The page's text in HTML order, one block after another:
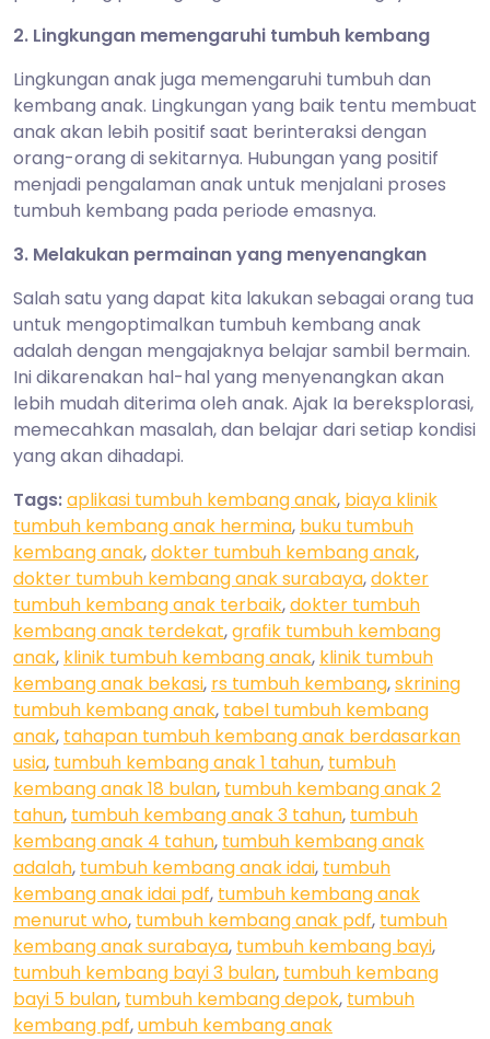
2. Lingkungan memengaruhi tumbuh kembang
Lingkungan anak juga memengaruhi tumbuh dan
kembang anak. Lingkungan yang baik tentu membuat
anak akan lebih positif saat berinteraksi dengan
orang-orang di sekitarnya. Hubungan yang positif
menjadi pengalaman anak untuk menjalani proses
tumbuh kembang pada periode emasnya.
3. Melakukan permainan yang menyenangkan
Salah satu yang dapat kita lakukan sebagai orang tua
untuk mengoptimalkan tumbuh kembang anak
adalah dengan mengajaknya belajar sambil bermain.
Ini dikarenakan hal-hal yang menyenangkan akan
lebih mudah diterima oleh anak. Ajak Ia bereksplorasi,
memecahkan masalah, dan belajar dari setiap kondisi
yang akan dihadapi.
Tags:aplikasi tumbuh kembang anak, biaya klinik
tumbuh kembang anak hermina, buku tumbuh
kembang anak,dokter tumbuh kembang anak,
dokter tumbuh kembang anak surabaya,dokter
tumbuh kembang anak terbaik,dokter tumbuh
kembang anak terdekat,grafik tumbuh kembang
anak, klinik tumbuh kembang anak, klinik tumbuh
kembang anak bekasi, rs tumbuh kembang,skrining
tumbuh kembang anak, tabel tumbuh kembang
anak, tahapan tumbuh kembang anak berdasarkan
usia, tumbuh kembang anak 1 tahun, tumbuh
kembang anak 18 bulan, tumbuh kembang anak 2
tahun, tumbuh kembang anak 3 tahun, tumbuh
kembang anak 4 tahun, tumbuh kembang anak
adalah, tumbuh kembang anak idai, tumbuh
kembang anak idai pdf, tumbuh kembang anak
menurut who, tumbuh kembang anak pdf, tumbuh
kembang anak surabaya, tumbuh kembang bayi,
tumbuh kembang bayi 3 bulan, tumbuh kembang
bayi 5 bulan, tumbuh kembang depok, tumbuh
kembang pdf,umbuh kembang anak